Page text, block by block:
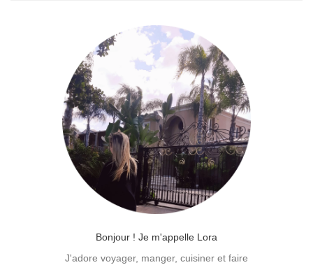
Bonjour ! Je m'appelle Lora
J'adore voyager, manger, cuisiner et faire